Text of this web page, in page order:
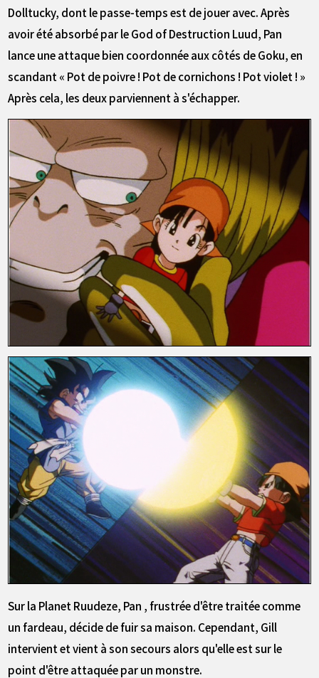
Dolltucky, dont le passe-temps est de jouer avec. Après
avoir été absorbé par le God of Destruction Luud, Pan
lance une attaque bien coordonnée aux côtés de Goku, en
scandant « Pot de poivre ! Pot de cornichons ! Pot violet ! »
Après cela, les deux parviennent à s'échapper.
Sur la Planet Ruudeze, Pan , frustrée d'être traitée comme
un fardeau, décide de fuir sa maison. Cependant, Gill
intervient et vient à son secours alors qu'elle est sur le
point d'être attaquée par un monstre.